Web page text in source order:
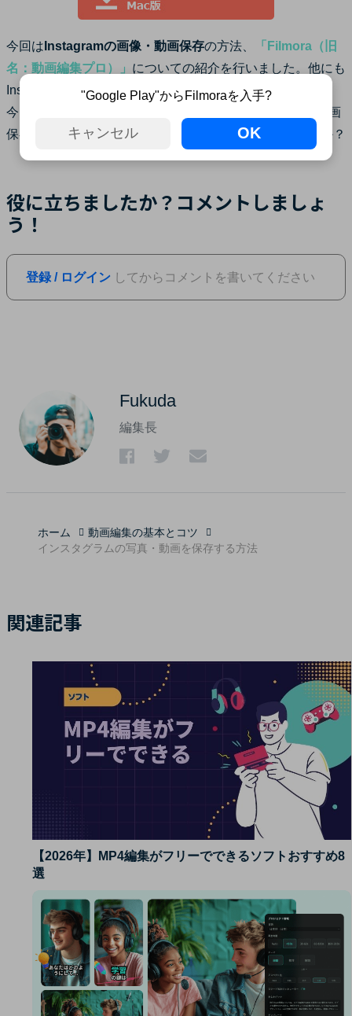
今回は Instagramの画像・動画保存の方法、
「Filmora（旧
名：動画編集プロ）」 についての紹介を行いました。他にも
Instagramの画像保存を行えるソフトはたくさんあります。
今回ご紹介したものを参考にしつつ、自身でinstagram 動画
保存と検索し色々と情報を集めてみてはいかがでしょうか？
役に立ちましたか？コメントしましょ
う！
登録 / ログイン してからコメントを書いてください
Fukuda
編集長
ホーム
動画編集の基本とコツ
インスタグラムの写真・動画を保存する方法
関連記事
【2026年】MP4編集がフリーでできるソフトおすすめ8
選
"Google Play"からFilmoraを入手?
キャンセル OK